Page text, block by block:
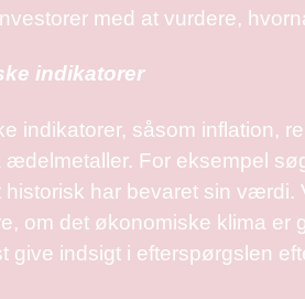
med at vurdere,
indikatorer
indikatorer, såsom inflation,
For eksempel
historisk har bevaret sin
om det økonomiske klima er
give indsigt i efterspørgslen